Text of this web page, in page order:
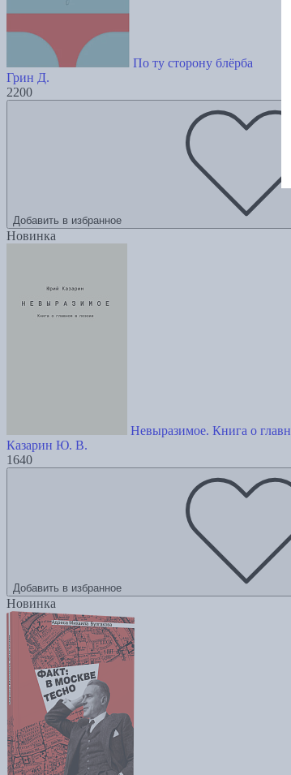
По ту сторону блёрба
Грин Д.
2200
Добавить в избранное
Новинка
Невыразимое. Книга о
Казарин Ю. В.
1640
Добавить в избранное
Новинка